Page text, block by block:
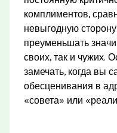
комплиментов,
невыгодную
преуменьшать
своих, так и чужих.
замечать, когда вы
обесценивания в
«совета» или